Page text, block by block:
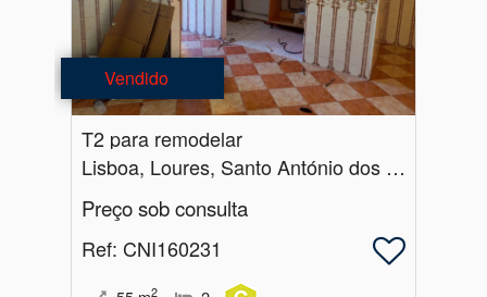
Vendido
T2 para remodelar
Lisboa, Loures, Santo António dos Cavaleiros e Frielas
Preço sob consulta
Ref: CNI160231
2